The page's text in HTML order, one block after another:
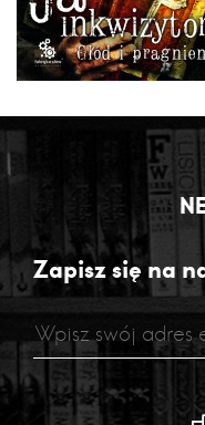
Zapisz się na